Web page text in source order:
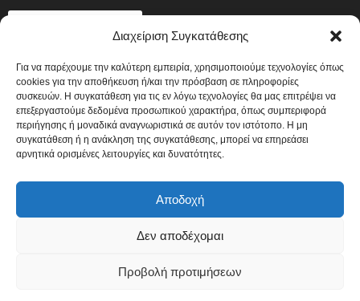
Διαχείριση Συγκατάθεσης
Για να παρέχουμε την καλύτερη εμπειρία, χρησιμοποιούμε τεχνολογίες όπως
cookies για την αποθήκευση ή/και την πρόσβαση σε πληροφορίες
συσκευών. Η συγκατάθεση για τις εν λόγω τεχνολογίες θα μας επιτρέψει να
επεξεργαστούμε δεδομένα προσωπικού χαρακτήρα, όπως συμπεριφορά
περιήγησης ή μοναδικά αναγνωριστικά σε αυτόν τον ιστότοπο. Η μη
συγκατάθεση ή η ανάκληση της συγκατάθεσης, μπορεί να επηρεάσει
αρνητικά ορισμένες λειτουργίες και δυνατότητες.
Αποδοχή
Δεν αποδέχομαι
Προβολή προτιμήσεων
4487
ΟΛΥΜΠΙΑΚΟΣ 1820
ΑΛΛΑ ΚΟΙΝΩΝΙΚΑ 1742
ΕΙΔΗΣΕΙΣ ΝΑΥΤΙΛΙΑ
ΟΙΚΟΝΟΜΙΚΑ
608
Πολιτική Cookies
Όροι και Προϋποθέσεις